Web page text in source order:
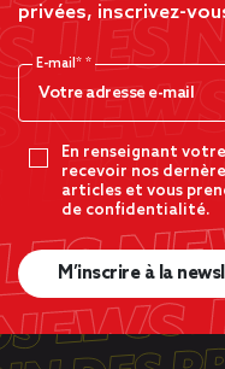
privées, inscrivez-
E-mail*
En renseignant
recevoir nos
articles et vous
de confidentialité.
M’inscrire à la